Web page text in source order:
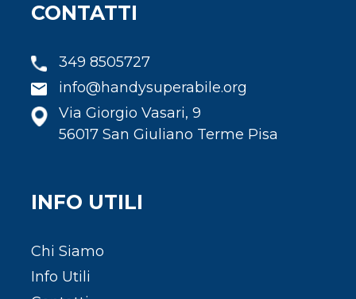
CONTATTI
349 8505727
info@handysuperabile.org
Via Giorgio Vasari, 9
56017 San Giuliano Terme Pisa
INFO UTILI
Chi Siamo
Info Utili